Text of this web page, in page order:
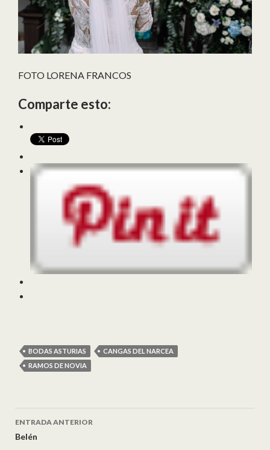
FOTO LORENA FRANCOS
Comparte esto:
BODAS ASTURIAS
CANGAS DEL NARCEA
RAMOS DE NOVIA
Navegación de entradas
ENTRADA ANTERIOR
Belén